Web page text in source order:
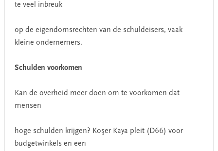
te veel inbreuk
op de eigendomsrechten van de schuldeisers, vaak
kleine ondernemers.
Schulden voorkomen
Kan de overheid meer doen om te voorkomen dat
mensen
hoge schulden krijgen? Koşer Kaya pleit (D66) voor
budgetwinkels en een